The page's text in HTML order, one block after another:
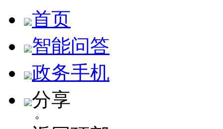
首页
智能问答
政务手机
分享